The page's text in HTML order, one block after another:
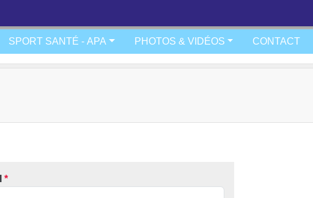
SPORT SANTÉ - APA PHOTOS & VIDÉOS CONTACT
*